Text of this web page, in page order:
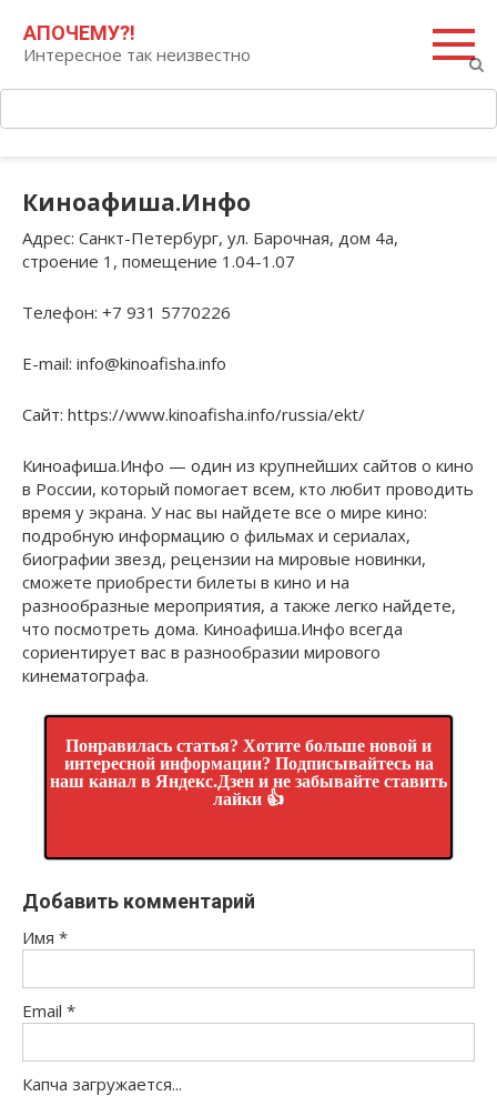
контенту
АПОЧЕМУ?!
Интересное так неизвестно
Киноафиша.Инфо
Адрес: Санкт-Петербург, ул. Барочная, дом 4а,
строение 1, помещение 1.04-1.07
Телефон: +7 931 5770226
E-mail: info@kinoafisha.info
Сайт: https://www.kinoafisha.info/russia/ekt/
Киноафиша.Инфо — один из крупнейших сайтов о кино
в России, который помогает всем, кто любит проводить
время у экрана. У нас вы найдете все о мире кино:
подробную информацию о фильмах и сериалах,
биографии звезд, рецензии на мировые новинки,
сможете приобрести билеты в кино и на
разнообразные мероприятия, а также легко найдете,
что посмотреть дома. Киноафиша.Инфо всегда
сориентирует вас в разнообразии мирового
кинематографа.
Понравилась статья? Хотите больше новой и
интересной информации? Подписывайтесь на
наш канал в Яндекс.Дзен и не забывайте ставить
лайки 👍
Добавить комментарий
Имя *
Email *
Капча загружается...